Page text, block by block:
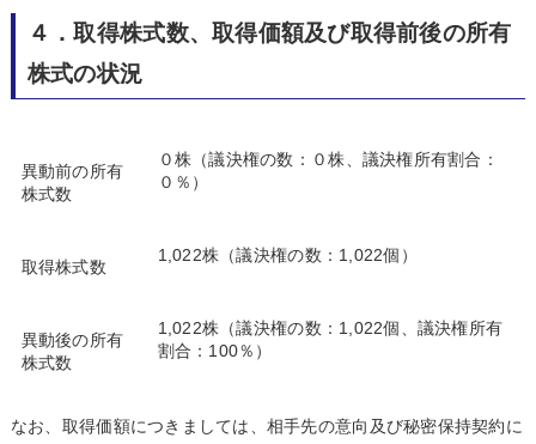
４．取得株式数、取得価額及び取得前後の所有
株式の状況
異動前の所有
株式数
０株（議決権の数：０株、議決権所有割合：
０％）
取得株式数
1,022株（議決権の数：1,022個）
異動後の所有
株式数
1,022株（議決権の数：1,022個、議決権所有
割合：100％）
なお、取得価額につきましては、相手先の意向及び秘密保持契約に